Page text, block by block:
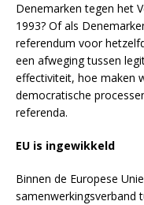
Denemarken tegen het
1993? Of als
referendum voor
een afweging tussen
effectiviteit, hoe maken
democratische
referenda.
EU is ingewikkeld
Binnen de Europese
samenwerkingsverband